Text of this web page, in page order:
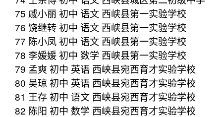
75 戚小丽 初中 语文 西峡县第一实验学校
76 饶继转 初中 语文 西峡县第一实验学校
77 陈小凤 初中 语文 西峡县第一实验学校
78 李媛媛 初中 数学 西峡县第一实验学校
79 孟爽 初中 英语 西峡县宛西育才实验学校
80 吴琼 初中 英语 西峡县宛西育才实验学校
81 王存 初中 语文 西峡县宛西育才实验学校
82 陈阳 初中 数学 西峡县宛西育才实验学校